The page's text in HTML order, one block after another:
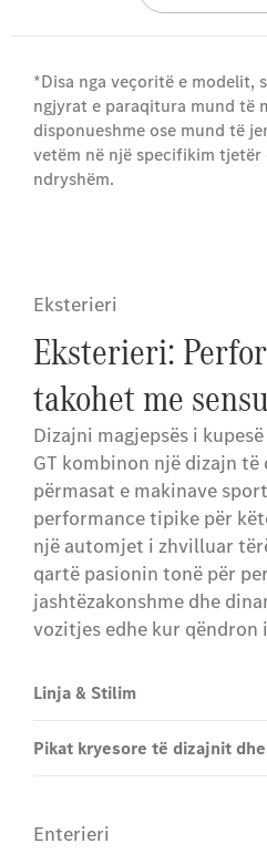
*Disa nga veçoritë e modelit,
ngjyrat e paraqitura mund të
disponueshme ose mund të
vetëm në një specifikim tjetër
ndryshëm.
Eksterieri
Eksterieri:
takohet me
Dizajni magjepsës i
GT kombinon një dizajn të
përmasat e makinave
performance tipike për
një automjet i zhvilluar
qartë pasionin tonë për
jashtëzakonshme dhe
vozitjes edhe kur qëndron
Linja & Stilim
Pikat kryesore të dizajnit
Enterieri